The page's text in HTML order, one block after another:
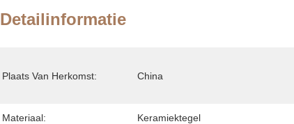
Detailinformatie
Plaats Van Herkomst: China
Materiaal: Keramiektegel